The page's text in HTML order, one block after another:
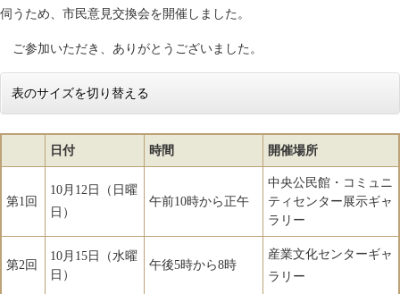
伺うため、市民意見交換会を開催しました。
ご参加いただき、ありがとうございました。
表のサイズを切り替える
日付 時間 開催場所
第1回
10月12日（日曜
日）
午前10時から正午
中央公民館・コミュニ
ティセンター展示ギャ
ラリー
第2回
10月15日（水曜
日）
午後5時から8時
産業文化センターギャ
ラリー